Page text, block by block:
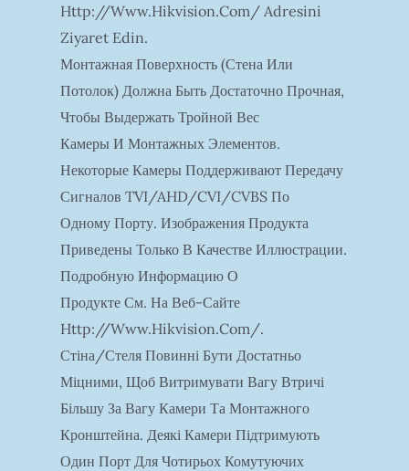
Http://www.hikvision.com/ Adresini
Ziyaret Edin.
Монтажная Поверхность (стена Или
Потолок) Должна Быть Достаточно Прочная,
Чтобы Выдержать Тройной Вес
Камеры И Монтажных Элементов.
Некоторые Камеры Поддерживают Передачу
Сигналов TVI/AHD/CVI/CVBS По
Одному Порту. Изображения Продукта
Приведены Только В Качестве Иллюстрации.
Подробную Информацию О
Продукте См. На Веб-Сайте
Http://www.hikvision.com/.
Стіна/стеля Повинні Бути Достатньо
Міцними, Щоб Витримувати Вагу Втричі
Більшу За Вагу Камери Та Монтажного
Кронштейна. Деякі Камери Підтримують
Один Порт Для Чотирьох Комутуючих